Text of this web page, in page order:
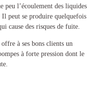
peu l’écoulement des liquides
. Il peut se produire quelquefois
cause des risques de fuite.
offre à ses bons clients un
à forte pression dont le